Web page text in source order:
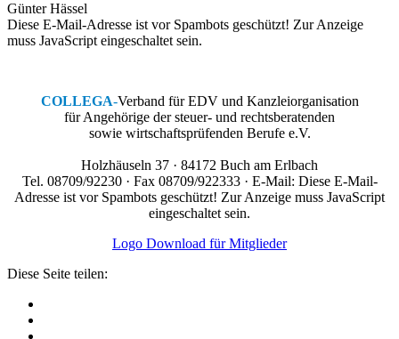
Günter Hässel
Diese E-Mail-Adresse ist vor Spambots geschützt! Zur Anzeige
muss JavaScript eingeschaltet sein.
COLLEGA-Verband für EDV und Kanzleiorganisation
für Angehörige der steuer- und rechtsberatenden
sowie wirtschaftsprüfenden Berufe e.V.
Holzhäuseln 37 · 84172 Buch am Erlbach
Tel. 08709/92230 · Fax 08709/922333 · E-Mail: Diese E-Mail-
Adresse ist vor Spambots geschützt! Zur Anzeige muss JavaScript
eingeschaltet sein.
Logo Download für Mitglieder
Diese Seite teilen: